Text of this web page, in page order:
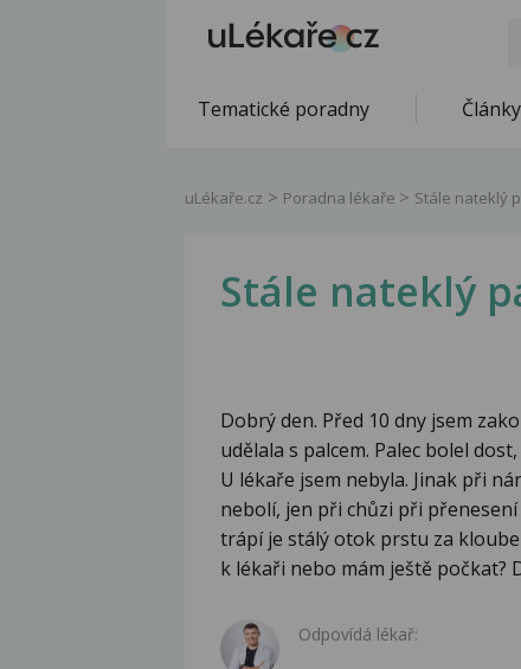
Tematické poradny Články
uLékaře.cz Poradna lékaře Stále nateklý
Stále nateklý
Dobrý den. Před 10 dny jsem
udělala s palcem. Palec bolel
U lékaře jsem nebyla. Jinak při
nebolí, jen při chůzi při
trápí je stálý otok prstu za
k lékaři nebo mám ještě počkat?
Odpovídá lékař: